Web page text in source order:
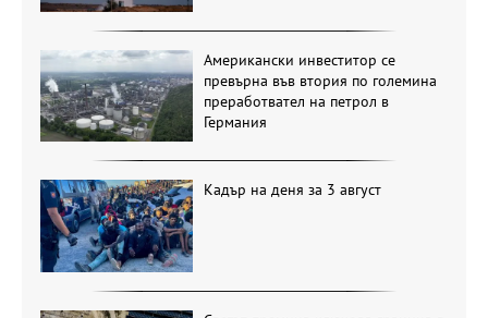
Американски инвеститор се
превърна във втория по големина
преработвател на петрол в
Германия
Кадър на деня за 3 август